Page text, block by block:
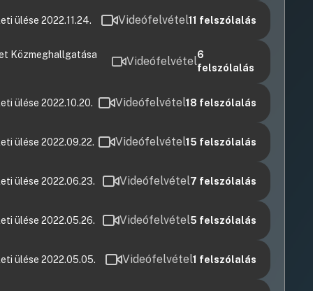
ülése 2022.11.24. Videófelvétel11 felszólalás
Közmeghallgatása
Videófelvétel6
felszólalás
ülése 2022.10.20. Videófelvétel18 felszólalás
ülése 2022.09.22. Videófelvétel15 felszólalás
ülése 2022.06.23. Videófelvétel7 felszólalás
ülése 2022.05.26. Videófelvétel5 felszólalás
ülése 2022.05.05. Videófelvétel1 felszólalás